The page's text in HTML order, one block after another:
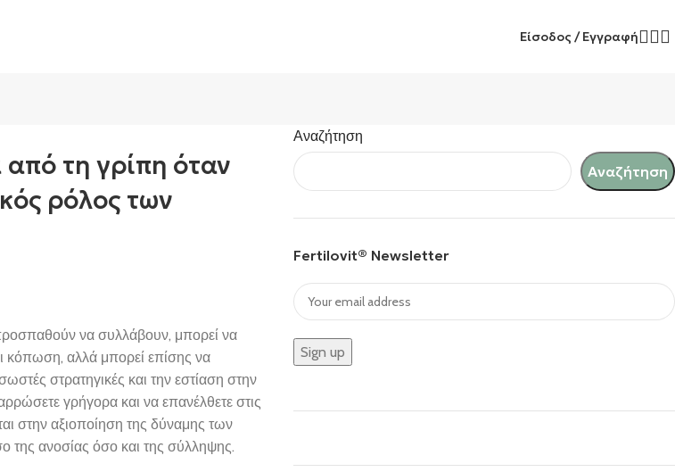
Είσοδος / Εγγραφή
τη γρίπη όταν
ρόλος των
να συλλάβουν, μπορεί να
κόπωση, αλλά μπορεί επίσης να
στρατηγικές και την εστίαση στην
γρήγορα και να επανέλθετε στις
στην αξιοποίηση της δύναμης των
της ανοσίας όσο και της σύλληψης.
Αναζήτηση
Αναζήτηση
Fertilovit® Newsletter